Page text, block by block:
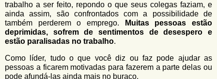
trabalho a ser feito, repondo o que seus colegas faziam, e
ainda assim, são confrontados com a possibilidade de
também perderem o emprego.
Muitas pessoas estão
deprimidas, sofrem de sentimentos de desespero e
estão paralisadas no trabalho.
Como líder, tudo o que você diz ou faz pode ajudar as
pessoas a ficarem motivadas para fazerem a parte delas ou
pode afundá-las ainda mais no buraco.